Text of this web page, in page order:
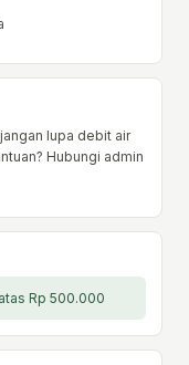
lupa debit air
Hubungi admin
Rp 500.000